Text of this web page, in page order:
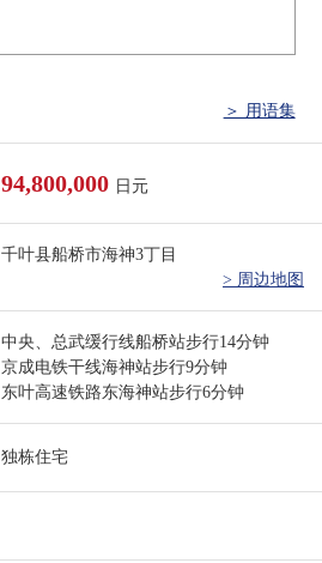
＞ 用语集
94,800,000 日元
千叶县船桥市海神3丁目
> 周边地图
中央、总武缓行线船桥站步行14分钟
京成电铁干线海神站步行9分钟
东叶高速铁路东海神站步行6分钟
独栋住宅